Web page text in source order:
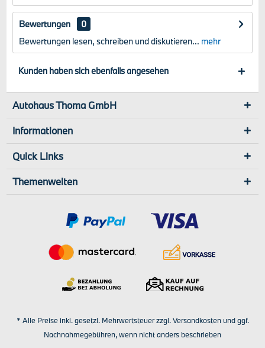
Bewertungen
0
Bewertungen lesen, schreiben und diskutieren... mehr
Kunden haben sich ebenfalls angesehen
Autohaus Thoma GmbH
Informationen
Quick Links
Themenwelten
* Alle Preise inkl. gesetzl. Mehrwertsteuer zzgl.Versandkostenund ggf.
Nachnahmegebühren, wenn nicht anders beschrieben